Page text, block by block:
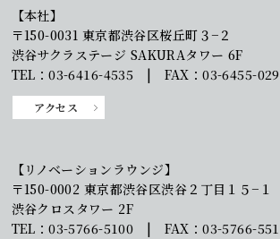
【本社】
〒150-0031 東京都渋谷区桜丘町３−２
渋谷サクラステージ SAKURAタワー 6F
TEL：03-6416-4535 | FAX：03-6455-
アクセス
【リノベーションラウンジ】
〒150-0002 東京都渋谷区渋谷２丁目１５−１
渋谷クロスタワー 2F
TEL：03-5766-5100 | FAX：03-5766-